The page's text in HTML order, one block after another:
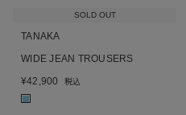
SOLD OUT
TANAKA
WIDE JEAN TROUSERS
¥42,900 税込
■